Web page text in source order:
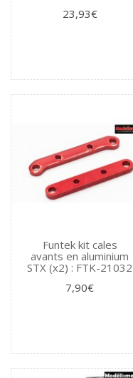
23,93€
Funtek kit cales
avants en aluminium
STX (x2) : FTK-21032
7,90€